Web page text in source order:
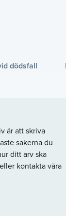
dödsfall
är att skriva
sakerna du
ditt arv ska
kontakta våra